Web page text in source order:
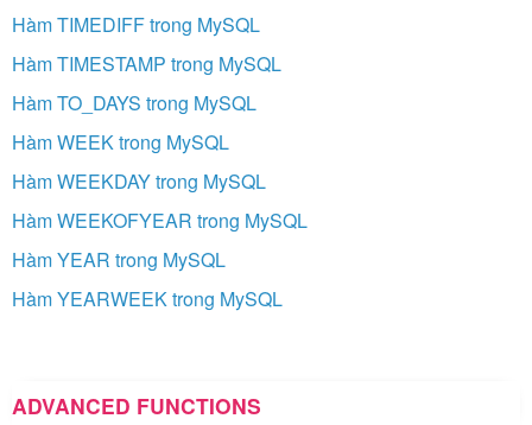
Hàm TIMEDIFF trong MySQL
Hàm TIMESTAMP trong MySQL
Hàm TO_DAYS trong MySQL
Hàm WEEK trong MySQL
Hàm WEEKDAY trong MySQL
Hàm WEEKOFYEAR trong MySQL
Hàm YEAR trong MySQL
Hàm YEARWEEK trong MySQL
ADVANCED FUNCTIONS